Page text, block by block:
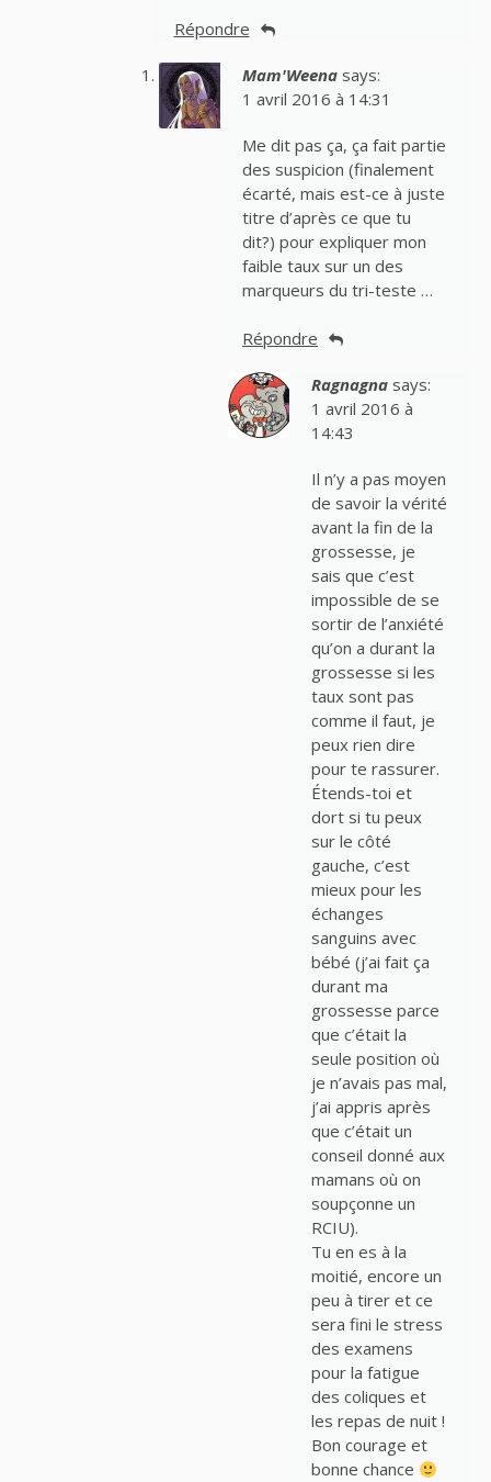
Répondre
Mam'Weena says:
1 avril 2016 à 14:31
Me dit pas ça, ça fait partie
des suspicion (finalement
écarté, mais est-ce à juste
titre d’après ce que tu
dit?) pour expliquer mon
faible taux sur un des
marqueurs du tri-teste …
Répondre
Ragnagna says:
1 avril 2016 à
14:43
Il n’y a pas moyen
de savoir la vérité
avant la fin de la
grossesse, je
sais que c’est
impossible de se
sortir de l’anxiété
qu’on a durant la
grossesse si les
taux sont pas
comme il faut, je
peux rien dire
pour te rassurer.
Étends-toi et
dort si tu peux
sur le côté
gauche, c’est
mieux pour les
échanges
sanguins avec
bébé (j’ai fait ça
durant ma
grossesse parce
que c’était la
seule position où
je n’avais pas mal,
j’ai appris après
que c’était un
conseil donné aux
mamans où on
soupçonne un
RCIU).
Tu en es à la
moitié, encore un
peu à tirer et ce
sera fini le stress
des examens
pour la fatigue
des coliques et
les repas de nuit !
Bon courage et
bonne chance